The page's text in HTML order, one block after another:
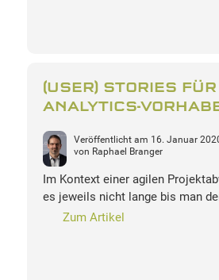
(USER) STORIES FÜR
ANALYTICS-
Veröffentlicht am 16. Januar
von Raphael Branger
Im Kontext einer agilen
es jeweils nicht lange bis man
Zum Artikel